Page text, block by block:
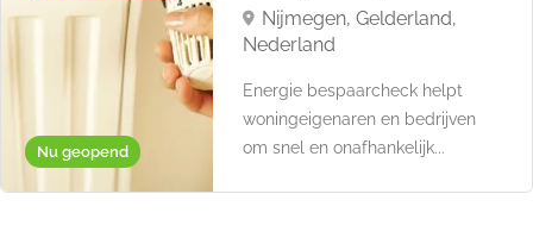
Nu geopend
Nijmegen, Gelderland,
Nederland
Energie bespaarcheck helpt
woningeigenaren en bedrijven
om snel en onafhankelijk...